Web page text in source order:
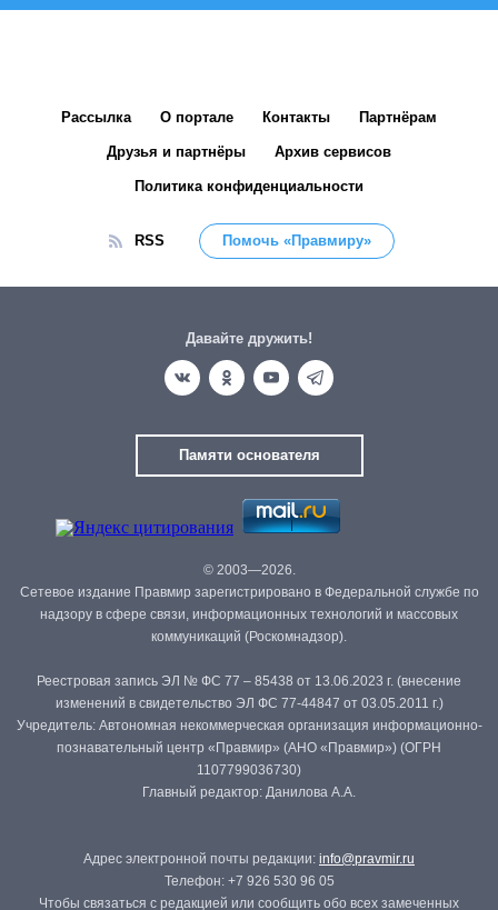
Рассылка О портале Контакты Партнёрам
Друзья и партнёры Архив сервисов
Политика конфиденциальности
RSS Помочь «Правмиру»
Давайте дружить!
Памяти основателя
© 2003—2026.
Сетевое издание Правмир зарегистрировано в Федеральной службе по
надзору в сфере связи, информационных технологий и массовых
коммуникаций (Роскомнадзор).
Реестровая запись ЭЛ № ФС 77 – 85438 от 13.06.2023 г. (внесение
изменений в свидетельство ЭЛ ФС 77-44847 от 03.05.2011 г.)
Учредитель: Автономная некоммерческая организация информационно-
познавательный центр «Правмир» (АНО «Правмир») (ОГРН
1107799036730)
Главный редактор: Данилова А.А.
Адрес электронной почты редакции: info@pravmir.ru
Телефон: +7 926 530 96 05
Чтобы связаться с редакцией или сообщить обо всех замеченных